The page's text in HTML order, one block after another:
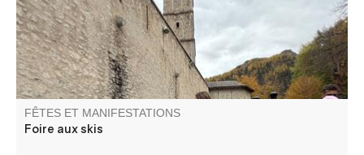
FÊTES ET MANIFESTATIONS
Foire aux skis